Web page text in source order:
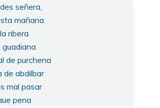
señera,
mañana
ribera
de purchena
de abdilbar
mal pasar
pena